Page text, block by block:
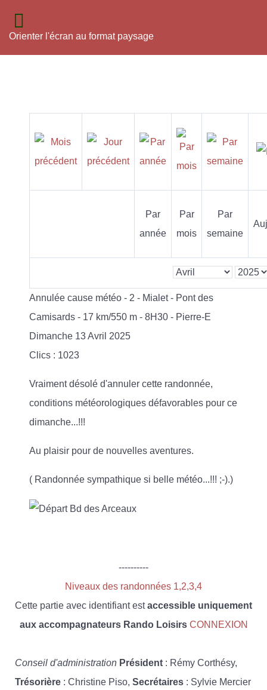
Orienter l'écran au format paysage
Par
année
Par
mois
Par
semaine
Annulée cause météo - 2 - Mialet - Pont des
Camisards - 17 km/550 m - 8H30 - Pierre-E
Dimanche 13 Avril 2025
Clics : 1023
Vraiment désolé d'annuler cette randonnée,
conditions météorologiques défavorables pour ce
dimanche...!!!
Au plaisir pour de nouvelles aventures.
( Randonnée sympathique si belle météo...!!! ;-).)
----------
Niveaux des randonnées 1,2,3,4
Cette partie avec identifiant estaccessible uniquement
aux accompagnateurs Rando Loisirs CONNEXION
Conseil d'administration Président : Rémy Corthésy,
Trésorière : Christine Piso, Secrétaires : Sylvie Mercier